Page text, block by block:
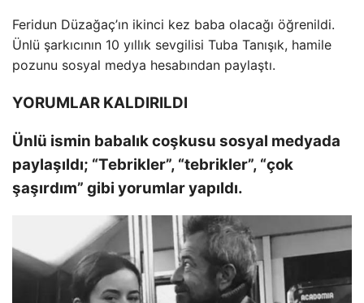
Feridun Düzağaç’ın ikinci kez baba olacağı öğrenildi.
Ünlü şarkıcının 10 yıllık sevgilisi Tuba Tanışık, hamile
pozunu sosyal medya hesabından paylaştı.
YORUMLAR KALDIRILDI
Ünlü ismin babalık coşkusu sosyal medyada
paylaşıldı; “Tebrikler”, “tebrikler”, “çok
şaşırdım” gibi yorumlar yapıldı.